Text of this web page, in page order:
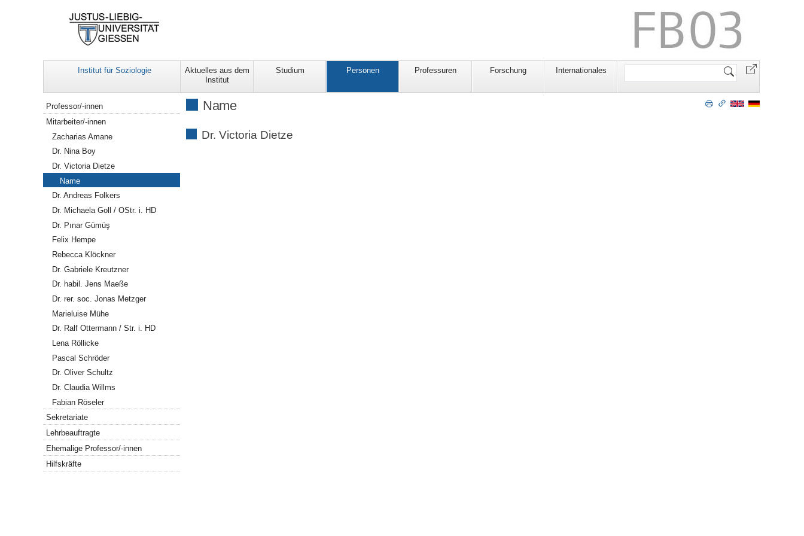
Institut für Soziologie
Aktuelles aus dem
Institut
Studium Personen Professuren Forschung Internationales
Website
Name
Dr. Victoria Dietze
Navigation
Professor/-innen
Mitarbeiter/-innen
Zacharias Amane
Dr. Nina Boy
Dr. Victoria Dietze
Name
Dr. Andreas Folkers
Dr. Michaela Goll / OStr. i. HD
Dr. Pınar Gümüş
Felix Hempe
Rebecca Klöckner
Dr. Gabriele Kreutzner
Dr. habil. Jens Maeße
Dr. rer. soc. Jonas Metzger
Marieluise Mühe
Dr. Ralf Ottermann / Str. i. HD
Lena Röllicke
Pascal Schröder
Dr. Oliver Schultz
Dr. Claudia Willms
Fabian Röseler
Sekretariate
Lehrbeauftragte
Ehemalige Professor/-innen
Hilfskräfte